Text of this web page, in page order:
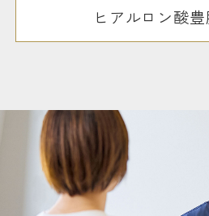
ヒアルロン酸